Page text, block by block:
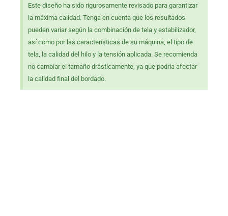
Este diseño ha sido rigurosamente revisado para garantizar
la máxima calidad. Tenga en cuenta que los resultados
pueden variar según la combinación de tela y estabilizador,
así como por las características de su máquina, el tipo de
tela, la calidad del hilo y la tensión aplicada. Se recomienda
no cambiar el tamaño drásticamente, ya que podría afectar
la calidad final del bordado.